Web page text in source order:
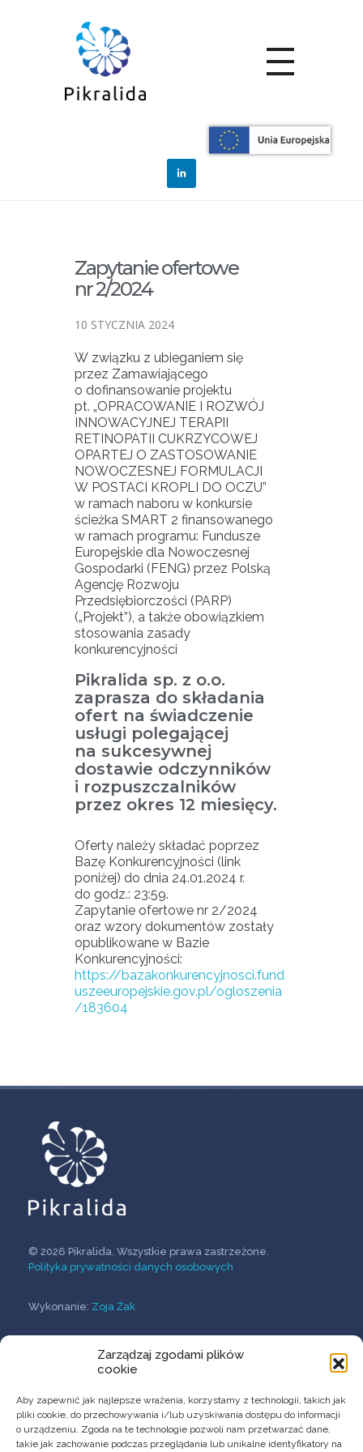
Zarządzaj zgodami plików
cookie
Aby zapewnić jak najlepsze wrażenia, korzystamy z technologii, takich jak
pliki cookie, do przechowywania i/lub uzyskiwania dostępu do informacji
o urządzeniu. Zgoda na te technologie pozwoli nam przetwarzać dane,
takie jak zachowanie podczas przeglądania lub unikalne identyfikatory na
Blog
Zapytanie ofertowe
Zapytanie
ofertowe nr 2/2024
Zapytanie ofertowe
nr 2/2024
10 STYCZNIA 2024
W związku z ubieganiem się
przez Zamawiającego
o dofinansowanie projektu
pt. „OPRACOWANIE I ROZWÓJ
INNOWACYJNEJ TERAPII
RETINOPATII CUKRZYCOWEJ
OPARTEJ O ZASTOSOWANIE
NOWOCZESNEJ FORMULACJI
W POSTACI KROPLI DO OCZU”
w ramach naboru w konkursie
ścieżka SMART 2 finansowanego
w ramach programu: Fundusze
Europejskie dla Nowoczesnej
Gospodarki (FENG) przez Polską
Agencję Rozwoju
Przedsiębiorczości (PARP)
(„Projekt”), a także obowiązkiem
stosowania zasady
konkurencyjności
Pikralida sp. z o.o.
zaprasza do składania
ofert na świadczenie
usługi polegającej
na sukcesywnej
dostawie odczynników
i rozpuszczalników
przez okres 12 miesięcy.
Oferty należy składać poprzez
Bazę Konkurencyjności (link
poniżej) do dnia 24.01.2024 r.
do godz.: 23:59.
Zapytanie ofertowe nr 2/2024
oraz wzory dokumentów zostały
opublikowane w Bazie
Konkurencyjności:
https://bazakonkurencyjnosci.fund
uszeeuropejskie.gov.pl/ogloszenia
/183604
© 2026 Pikralida. Wszystkie prawa zastrzeżone.
Polityka prywatności danych osobowych
Wykonanie: Zoja Żak
O Firmie
Innowacyjne formulacje
Usługi B+R